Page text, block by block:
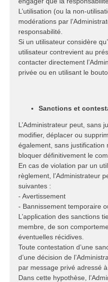
L’utilisation (ou la non-
modérations par
responsabilité.
Si un utilisateur considère
utilisateur contrevient au
contacter directement
privée ou en utilisant le
Sanctions et
L’Administrateur peut, sans
modifier, déplacer ou
également, sans justification
bloquer définitivement le
En cas de violation par un
règlement, l’Administrateur
suivantes :
- Avertissement
- Bannissement temporaire
L’application des sanctions
membre, de son
éventuelles récidives.
Toute contestation d’une
d’une décision de
par message privé adressé à
Dans cette hypothèse,